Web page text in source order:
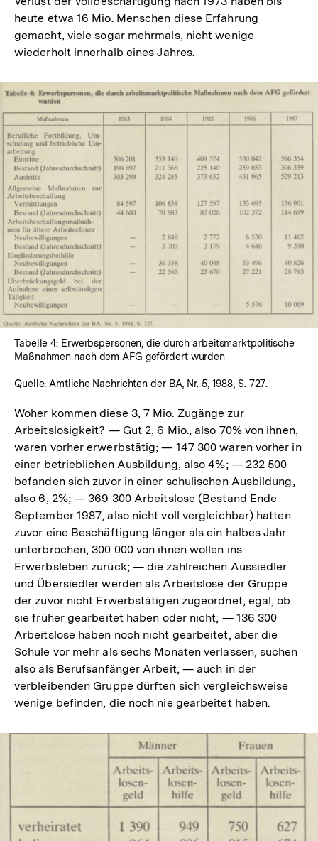
heute etwa 16 Mio. Menschen diese Erfahrung
gemacht, viele sogar mehrmals, nicht wenige
wiederholt innerhalb eines Jahres.
In
öffnen
Tabelle 4: Erwerbspersonen, die durch arbeitsmarktpolitische
Maßnahmen nach dem AFG gefördert wurden
Quelle: Amtliche Nachrichten der BA, Nr. 5, 1988, S. 727.
Woher kommen diese 3, 7 Mio. Zugänge zur
Arbeitslosigkeit? — Gut 2, 6 Mio., also 70% von ihnen,
waren vorher erwerbstätig; — 147 300 waren vorher in
einer betrieblichen Ausbildung, also 4%; — 232 500
befanden sich zuvor in einer schulischen Ausbildung,
also 6, 2%; — 369 300 Arbeitslose (Bestand Ende
September 1987, also nicht voll vergleichbar) hatten
zuvor eine Beschäftigung länger als ein halbes Jahr
unterbrochen, 300 000 von ihnen wollen ins
Erwerbsleben zurück; — die zahlreichen Aussiedler
und Übersiedler werden als Arbeitslose der Gruppe
der zuvor nicht Erwerbstätigen zugeordnet, egal, ob
sie früher gearbeitet haben oder nicht; — 136 300
Arbeitslose haben noch nicht gearbeitet, aber die
Schule vor mehr als sechs Monaten verlassen, suchen
also als Berufsanfänger Arbeit; — auch in der
verbleibenden Gruppe dürften sich vergleichsweise
wenige befinden, die noch nie gearbeitet haben.
In
Lightbox
öffnen